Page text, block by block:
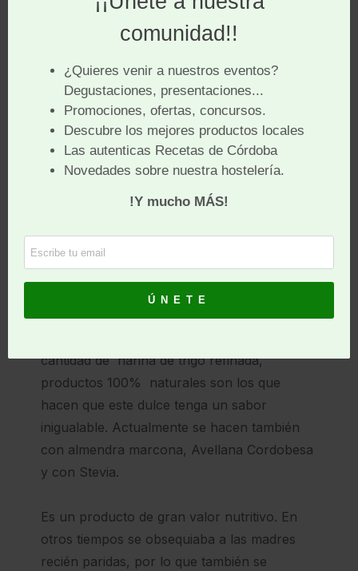
Almendras o cacahuetes, pasta de cacao,
cantidad de harina de trigo refinada,
productos 100% naturales son los que
hacen que este dulce tenga un sabor
inigualable. Actualmente se hacen también
con almendra marcona, Avellana Cordobesa
y con Stevia.
Es un producto de gran valor nutritivo. En
otros tiempos se obsequiaba a las madres
recién paridas, por lo que también se